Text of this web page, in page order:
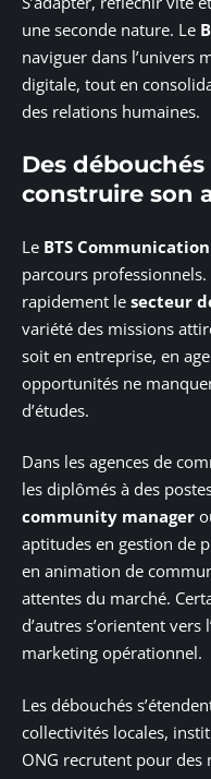
une seconde nature. Le
naviguer dans l’univers
digitale, tout en
des relations humaines.
Des
construire son
Le BTS Communication
parcours
rapidement le secteur
variété des missions
soit en entreprise, en
opportunités ne
d’études.
Dans les agences de
les diplômés à des
community manager
aptitudes en gestion de
en animation de
attentes du marché.
d’autres s’orientent
marketing opérationnel.
Les débouchés
collectivités locales,
ONG recrutent pour des